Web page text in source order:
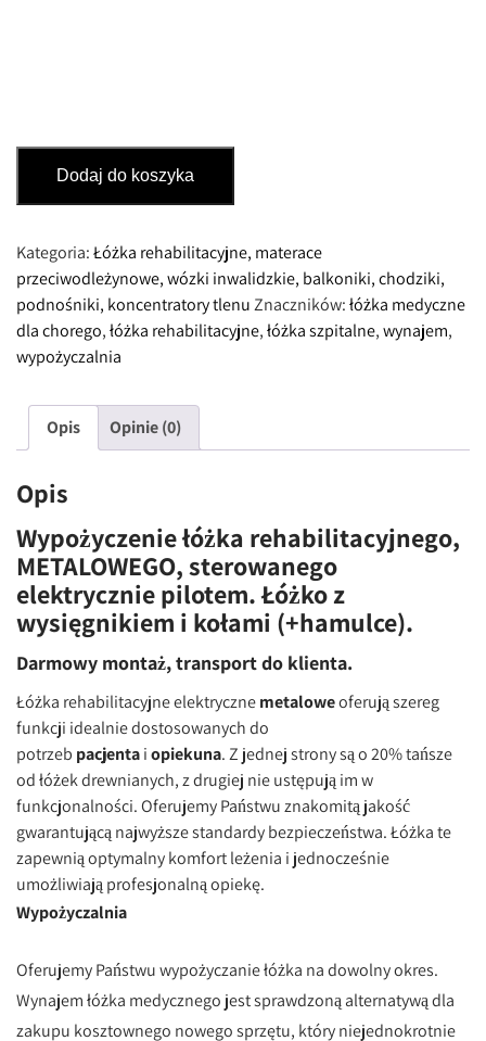
Łóżka
rehabilitacyjne,
METALOWE
(wypożyczalnia)
Dodaj do koszyka
Kategoria:Łóżka rehabilitacyjne, materace
przeciwodleżynowe, wózki inwalidzkie, balkoniki, chodziki,
podnośniki, koncentratory tlenuZnaczników:łóżka medyczne
dla chorego,łóżka rehabilitacyjne,łóżka szpitalne,wynajem,
wypożyczalnia
Opis Opinie (0)
Opis
Wypożyczeniełóżka rehabilitacyjnego,
METALOWEGO, sterowanego
elektrycznie pilotem. Łóżko z
wysięgnikiem i kołami (+hamulce).
Darmowy montaż, transport do klienta.
Łóżka rehabilitacyjne elektrycznemetaloweoferują szereg
funkcji idealnie dostosowanych do
potrzeb pacjentaiopiekuna. Z jednej strony są o 20% tańsze
od łóżek drewnianych, z drugiej nie ustępują im w
funkcjonalności. Oferujemy Państwu znakomitą jakość
gwarantującą najwyższe standardy bezpieczeństwa. Łóżka te
zapewnią optymalny komfort leżenia i jednocześnie
umożliwiają profesjonalną opiekę.
Wypożyczalnia
Oferujemy Państwu wypożyczanie łóżka na dowolny okres.
Wynajem łóżka medycznego jest sprawdzoną alternatywą dla
zakupu kosztownego nowego sprzętu, który niejednokrotnie